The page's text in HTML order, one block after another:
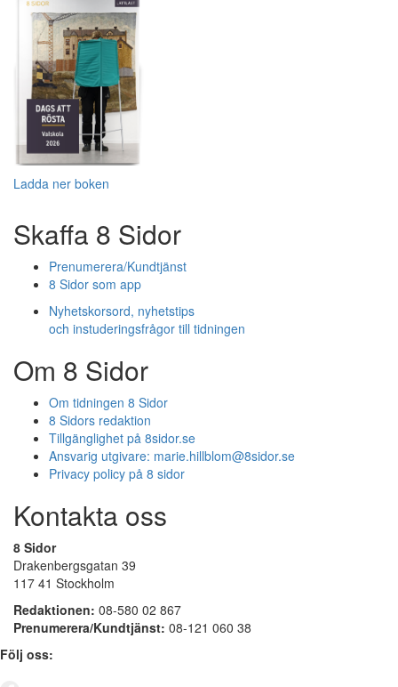
Ladda ner boken
Skaffa 8 Sidor
Prenumerera/Kundtjänst
8 Sidor som app
Nyhetskorsord, nyhetstips
och instuderingsfrågor till tidningen
Om 8 Sidor
Om tidningen 8 Sidor
8 Sidors redaktion
Tillgänglighet på 8sidor.se
Ansvarig utgivare: marie.hillblom@8sidor.se
Privacy policy på 8 sidor
Kontakta oss
8 Sidor
Drakenbergsgatan 39
117 41 Stockholm
Redaktionen: 08-580 02 867
Prenumerera/Kundtjänst: 08-121 060 38
Följ oss: